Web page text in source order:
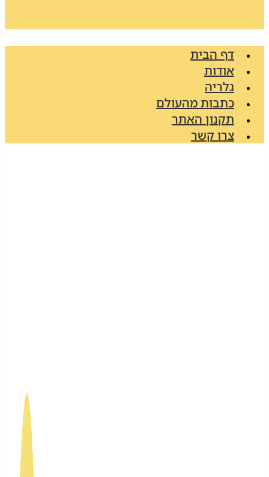
דף הבית
אודות
גלריה
כתבות מהעולם
תקנון האתר
צרו קשר